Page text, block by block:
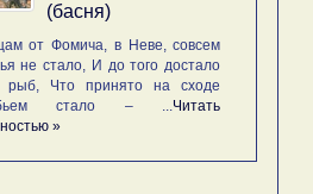
(басня)
от Фомича, в Неве, совсем
не стало, И до того достало
рыб, Что принято на сходе
стало – ...Читать
»